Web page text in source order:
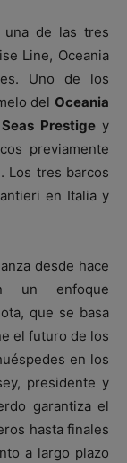
una de las tres
Line, Oceania
Uno de los
del Oceania
Prestigey
previamente
Los tres barcos
en Italia y
desde hace
un enfoque
que se basa
el futuro de los
en los
presidente y
garantiza el
hasta finales
a largo plazo